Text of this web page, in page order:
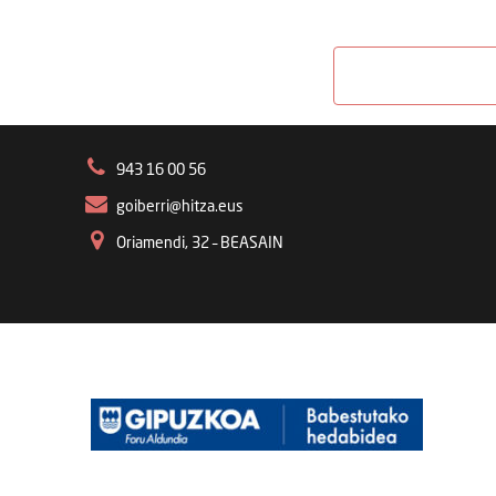
943 16 00 56
goiberri@hitza.eus
Oriamendi, 32 – BEASAIN